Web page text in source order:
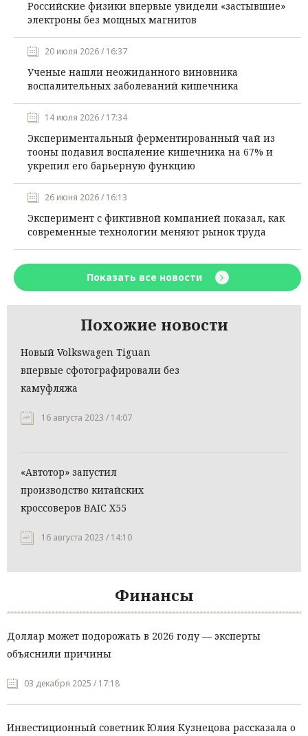
Российские физики впервые увидели «застывшие»
электроны без мощных магнитов
20 июля 2026 / 16:37
Ученые нашли неожиданного виновника
воспалительных заболеваний кишечника
14 июля 2026 / 17:34
Экспериментальный ферментированный чай из
тооны подавил воспаление кишечника на 67% и
укрепил его барьерную функцию
26 июня 2026 / 16:13
Эксперимент с фиктивной компанией показал, как
современные технологии меняют рынок труда
Показать все новости
Похожие новости
Новый Volkswagen Tiguan
впервые сфотографировали без
камуфляжа
16 августа 2023 / 14:07
«Автотор» запустил
производство китайских
кроссоверов BAIC X55
16 августа 2023 / 14:10
Финансы
Доллар может подорожать в 2026 году — эксперты
объяснили причины
03 декабря 2025 / 17:18
Инвестиционный советник Юлия Кузнецова рассказала о